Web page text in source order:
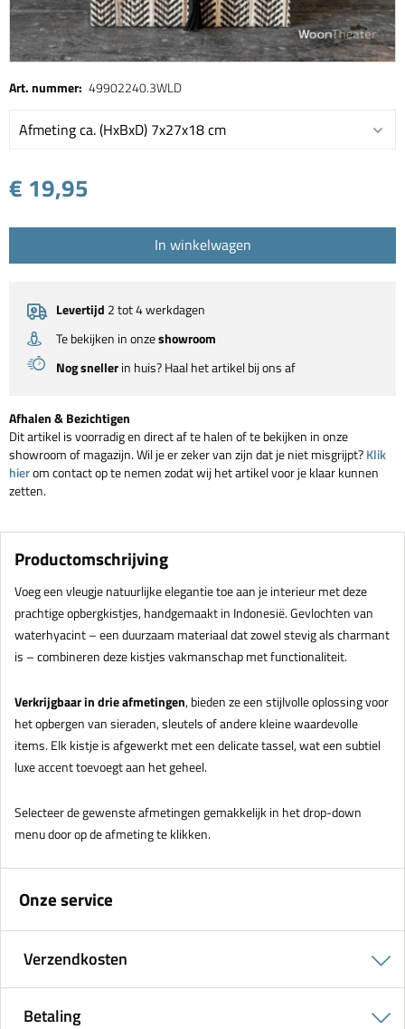
Art. nummer: 49902240.3WLD
Afmeting ca. (HxBxD) 7x27x18 cm
€ 19,95
In winkelwagen
Levertijd 2 tot 4 werkdagen
Te bekijken in onzeshowroom
Nog snellerin huis? Haal het artikel bij ons af
Afhalen & Bezichtigen
Dit artikel is voorradig en direct af te halen of te bekijken in onze
showroom of magazijn. Wil je er zeker van zijn dat je niet misgrijpt?Klik
hierom contact op te nemen zodat wij het artikel voor je klaar kunnen
zetten.
Productomschrijving
Voeg een vleugje natuurlijke elegantie toe aan je interieur met deze
prachtige opbergkistjes, handgemaakt in Indonesië. Gevlochten van
waterhyacint – een duurzaam materiaal dat zowel stevig als charmant
is – combineren deze kistjes vakmanschap met functionaliteit.
Verkrijgbaar in drie afmetingen, bieden ze een stijlvolle oplossing voor
het opbergen van sieraden, sleutels of andere kleine waardevolle
items. Elk kistje is afgewerkt met een delicate tassel, wat een subtiel
luxe accent toevoegt aan het geheel.
Selecteer de gewenste afmetingen gemakkelijk in het drop-down
menu door op de afmeting te klikken.
Onze service
Verzendkosten
Betaling